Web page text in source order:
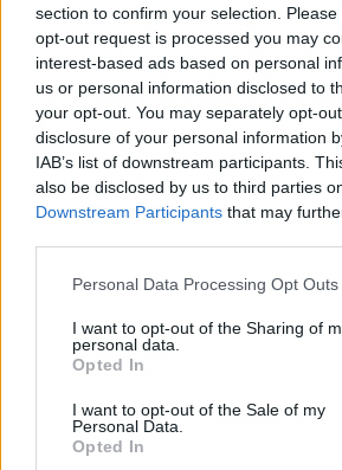
section to confirm your selection.
opt-out request is processed you may
interest-based ads based on personal
us or personal information disclosed to
your opt-out. You may separately opt-
disclosure of your personal information
IAB’s list of downstream participants.
also be disclosed by us to third parties
Downstream Participants that may
Please note that this website/app uses
not limited to your visit or usage
grant or deny consent to Google and its
use your data for below specified
consent section.
Personal Data Processing Opt Outs
I want to opt-out of the Sharing of
personal data.
Opted In
I want to opt-out of the Sale of my
Personal Data.
Opted In
Inviaci le tue
i tuoi video e le
Su WhatsApp al
345 356 7512
Notizie in
Entra nel canale